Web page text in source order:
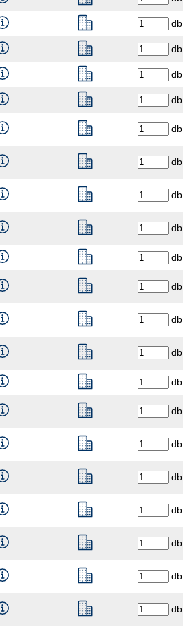
db
db
db
db
db
db
db
db
db
db
db
db
db
db
db
db
db
db
db
db